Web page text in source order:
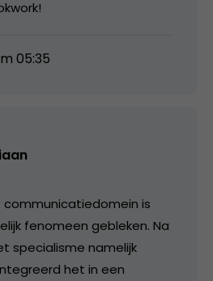
05:35
communicatiedomein is
fenomeen gebleken. Na
specialisme namelijk
het in een